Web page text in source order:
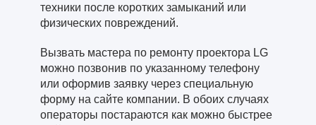
техники после коротких замыканий или
физических повреждений.
Вызвать мастера по ремонту проектора LG
можно позвонив по указанному телефону
или оформив заявку через специальную
форму на сайте компании. В обоих случаях
операторы постараются как можно быстрее